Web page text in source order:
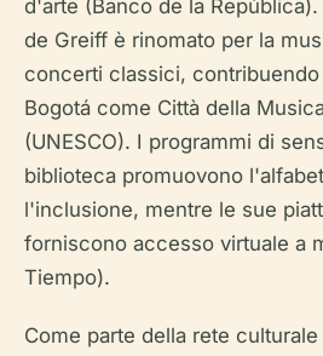
d'arte (Banco de la
de Greiff è rinomato per la
concerti classici,
Bogotá come Città della
(UNESCO). I programmi di
biblioteca promuovono
l'inclusione, mentre le sue
forniscono accesso virtuale a
Tiempo).
Come parte della rete